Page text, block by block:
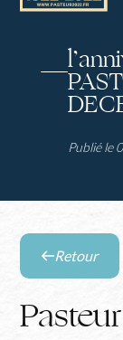
Publié le
Retour
la
liste
Retour